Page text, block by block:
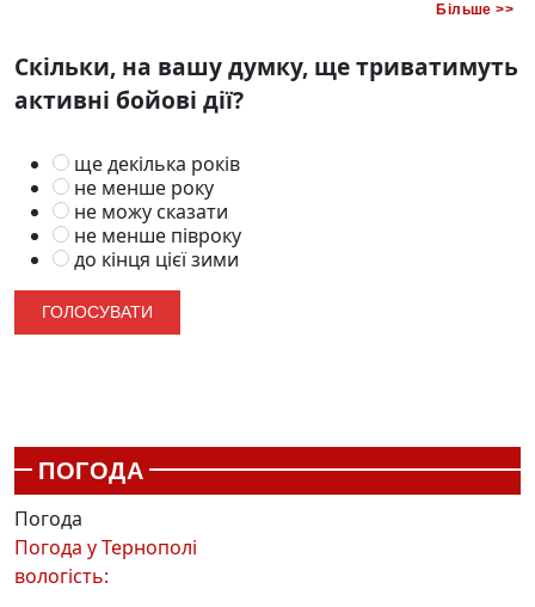
Більше >>
Скільки, на вашу думку, ще триватимуть
активні бойові дії?
ще декілька років
не менше року
не можу сказати
не менше півроку
до кінця цієї зими
ПОГОДА
Погода
Погода уТернополі
вологість: